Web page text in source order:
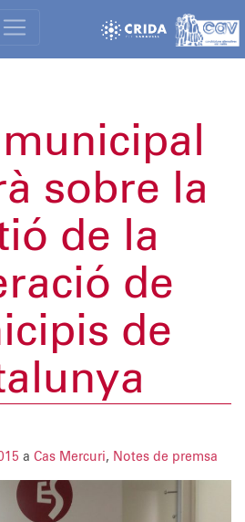
sobre la
de la
de
de
a Cas Mercuri, Notes de premsa